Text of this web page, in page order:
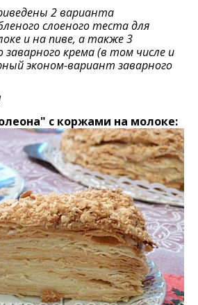
2 варианта
слоеного теста для
и на пиве, а также 3
заварного крема (в том числе и
эконом-вариант заварного
с коржами на молоке: